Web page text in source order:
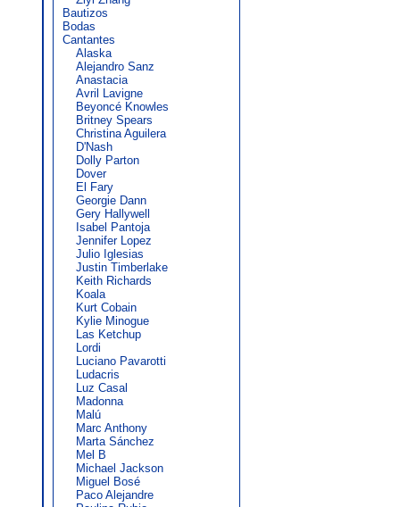
Bautizos
Bodas
Cantantes
Alaska
Alejandro Sanz
Anastacia
Avril Lavigne
Beyoncé Knowles
Britney Spears
Christina Aguilera
D'Nash
Dolly Parton
Dover
El Fary
Georgie Dann
Gery Hallywell
Isabel Pantoja
Jennifer Lopez
Julio Iglesias
Justin Timberlake
Keith Richards
Koala
Kurt Cobain
Kylie Minogue
Las Ketchup
Lordi
Luciano Pavarotti
Ludacris
Luz Casal
Madonna
Malú
Marc Anthony
Marta Sánchez
Mel B
Michael Jackson
Miguel Bosé
Paco Alejandre